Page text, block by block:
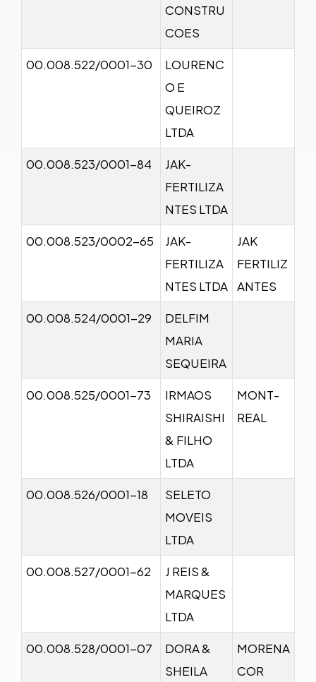
CONSTRU
COES
00.008.522/0001-30
LOURENC
O E
QUEIROZ
LTDA
00.008.523/0001-84
JAK-
FERTILIZA
NTES LTDA
00.008.523/0002-65
JAK-
FERTILIZA
NTES LTDA
JAK
FERTILIZ
ANTES
00.008.524/0001-29
DELFIM
MARIA
SEQUEIRA
00.008.525/0001-73
IRMAOS
SHIRAISHI
& FILHO
LTDA
MONT-
REAL
00.008.526/0001-18
SELETO
MOVEIS
LTDA
00.008.527/0001-62
J REIS &
MARQUES
LTDA
00.008.528/0001-07
DORA &
SHEILA
MORENA
COR